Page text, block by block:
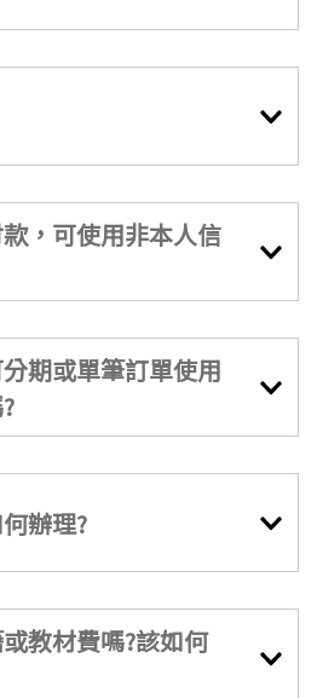
，可使用非本人信
期或單筆訂單使用
辦理?
教材費嗎?該如何